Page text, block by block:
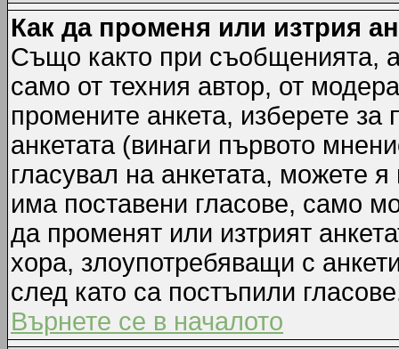
Как да променя или изтрия
Също както при съобщенията,
само от техния автор, от
промените анкета, изберете
анкетата (винаги първото
гласувал на анкетата, можете
има поставени гласове, само
да променят или изтрият
хора, злоупотребяващи с
след като са постъпили
Върнете се в началото